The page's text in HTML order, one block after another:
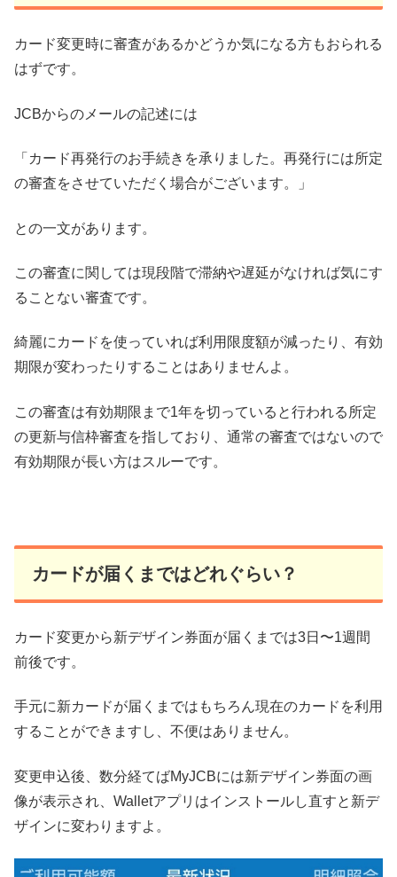
カード変更時に審査があるかどうか気になる方もおられる
はずです。
JCBからのメールの記述には
「カード再発行のお手続きを承りました。再発行には所定
の審査をさせていただく場合がございます。」
との一文があります。
この審査に関しては現段階で滞納や遅延がなければ気にす
ることない審査です。
綺麗にカードを使っていれば利用限度額が減ったり、有効
期限が変わったりすることはありませんよ。
この審査は有効期限まで1年を切っていると行われる所定
の更新与信枠審査を指しており、通常の審査ではないので
有効期限が長い方はスルーです。
カードが届くまではどれぐらい？
カード変更から新デザイン券面が届くまでは3日〜1週間
前後です。
手元に新カードが届くまではもちろん現在のカードを利用
することができますし、不便はありません。
変更申込後、数分経てばMyJCBには新デザイン券面の画
像が表示され、Walletアプリはインストールし直すと新デ
ザインに変わりますよ。